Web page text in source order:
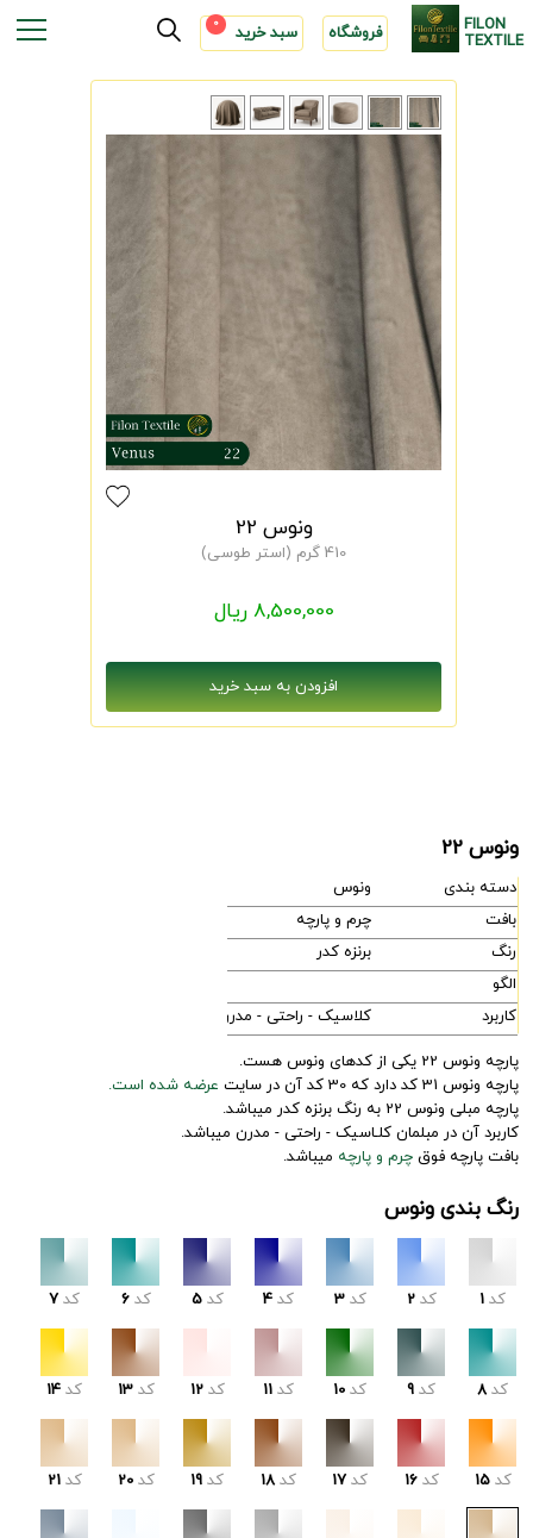
FILON
TEXTILE فروشگاه سبد خرید 0
ونوس 22
410 گرم (استر طوسی)
8,500,000 ریال
ونوس 22
دسته بندی
ونوس
بافت
چرم و پارچه
رنگ
برنزه کدر
الگو
کاربرد
کلاسیک - راحتی - مدرن
پارچه ونوس 22 یکی از کدهای ونوس هست.
پارچه ونوس 31 کد دارد که 30 کد آن در سایت
عرضه شده است.
پارچه مبلی ونوس 22 به رنگ برنزه کدر میباشد.
کاربرد آن در مبلمان کلـاسیک - راحتی - مدرن میباشد.
بافت پارچه فوق چرم و پارچه میباشد.
رنگ بندی ونوس
کد 1 کد 2 کد 3 کد 4 کد 5 کد 6 کد 7
کد 8 کد 9 کد 10 کد 11 کد 12 کد 13 کد 14
کد 15 کد 16 کد 17 کد 18 کد 19 کد 20 کد 21